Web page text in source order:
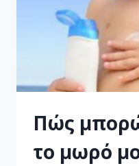
Πώς
το μωρό